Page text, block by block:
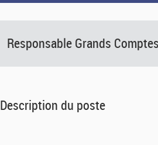
Responsable Grands
Description du poste